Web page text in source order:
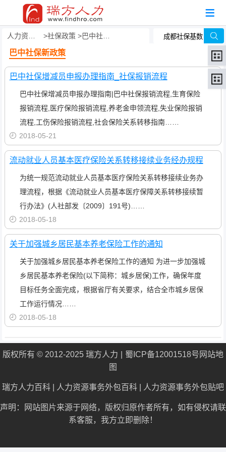
社保政策 巴中社保新政策
巴中社保新政策
巴中社保增减员申报办理指南_社保报销流程
巴中社保增减员申报办理指南|巴中社保报销流程,生育保险
报销流程,医疗保险报销流程,养老金申领流程,失业保险报销
流程,工伤保险报销流程,社会保险关系转移指南……
2018-05-21
流动就业人员基本医疗保险关系转移接续业务经办规程
为统一规范流动就业人员基本医疗保险关系转移接续业务办
理流程，根据《流动就业人员基本医疗保障关系转移接续暂
行办法》(人社部发〔2009〕191号)……
2018-05-18
关于加强城乡居民基本养老保险工作的通知
关于加强城乡居民基本养老保险工作的通知 为进一步加强城
乡居民基本养老保险(以下简称：城乡居保)工作，确保年度
目标任务全面完成，根据省厅有关要求，结合全市城乡居保
工作运行情况……
2018-05-18
版权所有 © 2012-2025 瑞方人力 蜀ICP备12001518号 网站地
图
瑞方人力百科 人力资源事务外包百科 人力资源事务外包贴吧
声明：网站图片来源于网络，版权归原作者所有，如有侵权请联
系客服，我方立即删除！